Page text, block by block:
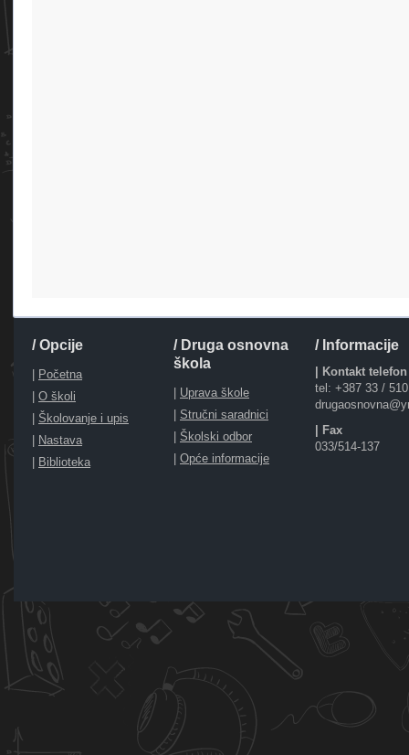
/ Opcije
| Početna
| O školi
| Školovanje i upis
| Nastava
| Biblioteka
/ Druga osnovna
škola
| Uprava škole
| Stručni saradnici
| Školski odbor
| Opće informacije
/ Informacije
| Kontakt telefon
tel: +387 33 /
| Fax
033/514-137